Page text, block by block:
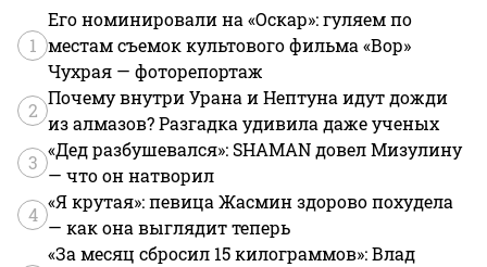
1
Его номинировали на «Оскар»: гуляем по
местам съемок культового фильма «Вор»
Чухрая — фоторепортаж
2
Почему внутри Урана и Нептуна идут дожди
из алмазов? Разгадка удивила даже ученых
3
«Дед разбушевался»: SHAMAN довел Мизулину
— что он натворил
4
«Я крутая»: певица Жасмин здорово похудела
— как она выглядит теперь
«За месяц сбросил 15 килограммов»: Влад